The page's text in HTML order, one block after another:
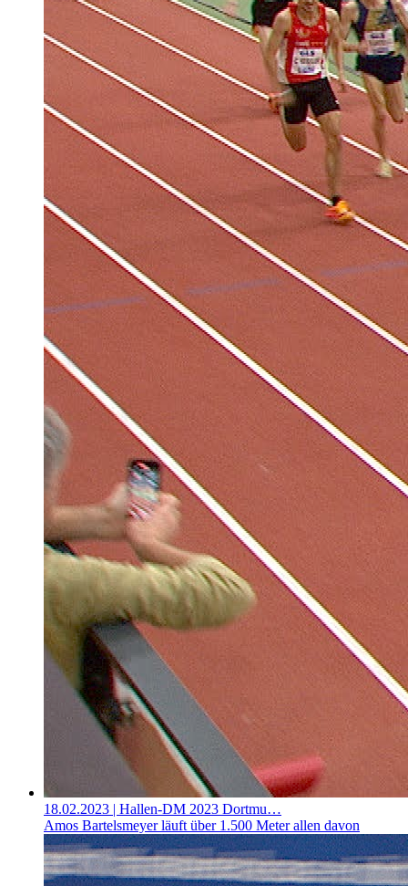
18.02.2023 | Hallen-DM 2023 Dortmu…
Amos Bartelsmeyer läuft über 1.500 Meter allen davon